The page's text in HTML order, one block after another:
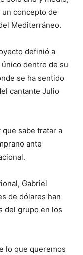
concepto de
Mediterráneo.
definió a
dentro de su
se ha sentido
cantante Julio
que sabe tratar a
ante
Gabriel
de dólares han
del grupo en los
lo que queremos